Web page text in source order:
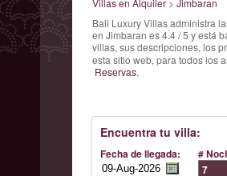
Villas en Alquiler> Jimbaran
Bali Luxury Villas administra
en Jimbaran es4.4/5 y está
villas, sus descripciones, los
esta sitio web, para todos los
Reservas.
Encuentra tu villa:
Fecha de llegada: #